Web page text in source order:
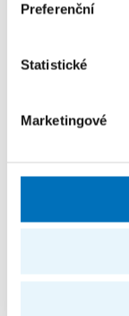
Preferenční
Statistické
Marketingové
Ing. Ivo
TH:A-1426
Členové
Ing. Martin